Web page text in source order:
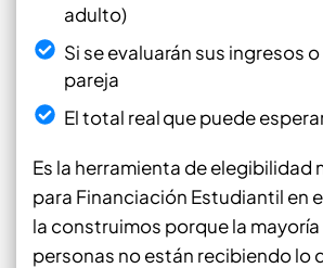
adulto)
Si se evaluarán sus ingresos
pareja
El total real que puede
Es la herramienta de elegibilidad
para Financiación Estudiantil en
la construimos porque la mayoría
personas no están recibiendo lo